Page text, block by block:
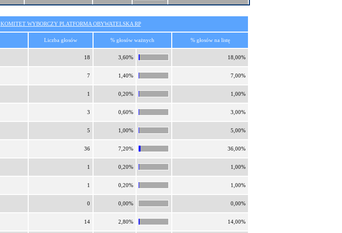
KOMITET WYBORCZY PLATFORMA OBYWATELSKA RP
Liczba głosów % głosów ważnych % głosów na listę
18 3,60% 18,00%
7 1,40% 7,00%
1 0,20% 1,00%
3 0,60% 3,00%
5 1,00% 5,00%
36 7,20% 36,00%
1 0,20% 1,00%
1 0,20% 1,00%
0 0,00% 0,00%
14 2,80% 14,00%